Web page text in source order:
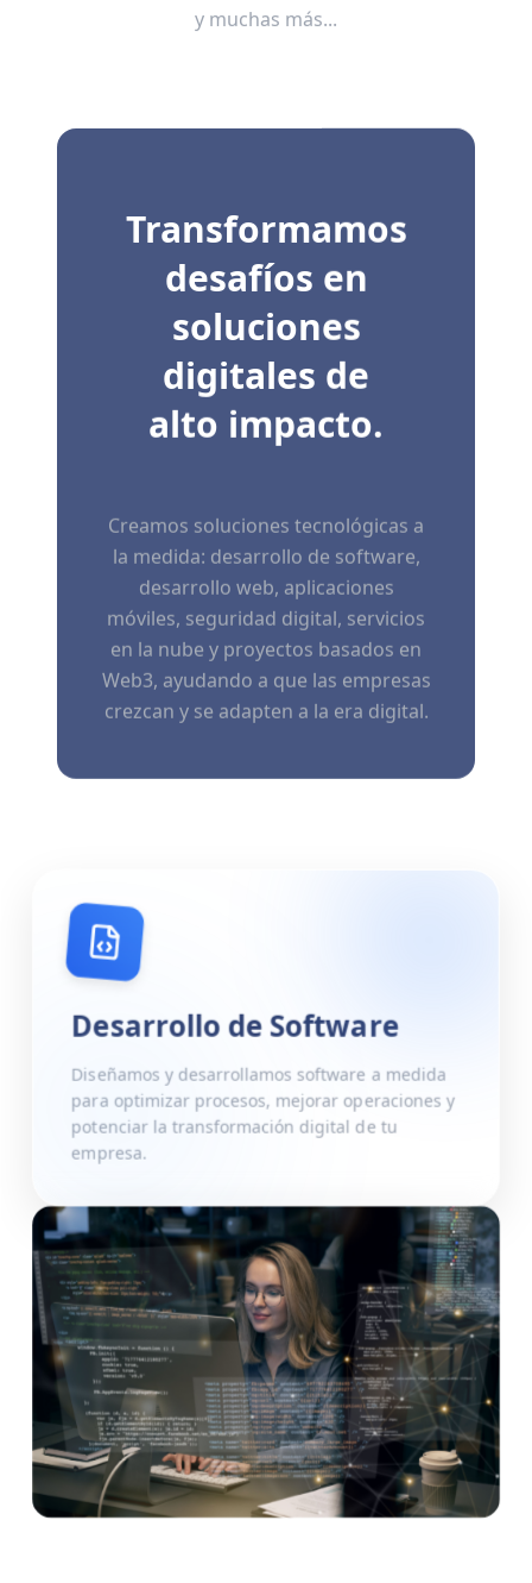
y muchas más...
Transformamos
desafíos en
soluciones
digitales de
alto impacto.
Creamos soluciones tecnológicas a
la medida: desarrollo de software,
desarrollo web, aplicaciones
móviles, seguridad digital, servicios
en la nube y proyectos basados en
Web3, ayudando a que las empresas
crezcan y se adapten a la era digital.
Desarrollo de Software
Diseñamos y desarrollamos software a medida
para optimizar procesos, mejorar operaciones y
potenciar la transformación digital de tu
empresa.